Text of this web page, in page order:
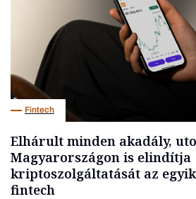
Fintech
Elhárult minden akadály,
Magyarországon is elindítja
kriptoszolgáltatását az
fintech